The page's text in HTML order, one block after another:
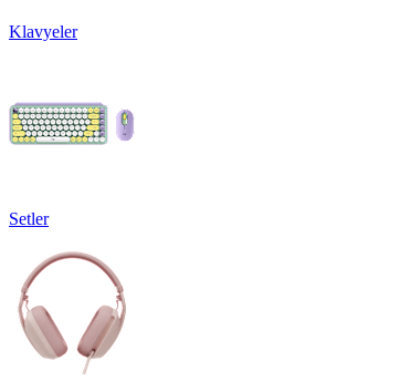
Klavyeler
Setler